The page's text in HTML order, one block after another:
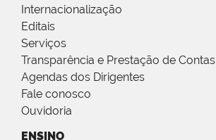
Internacionalização
Editais
Serviços
Transparência e Prestação de Contas
Agendas dos Dirigentes
Fale conosco
Ouvidoria
ENSINO